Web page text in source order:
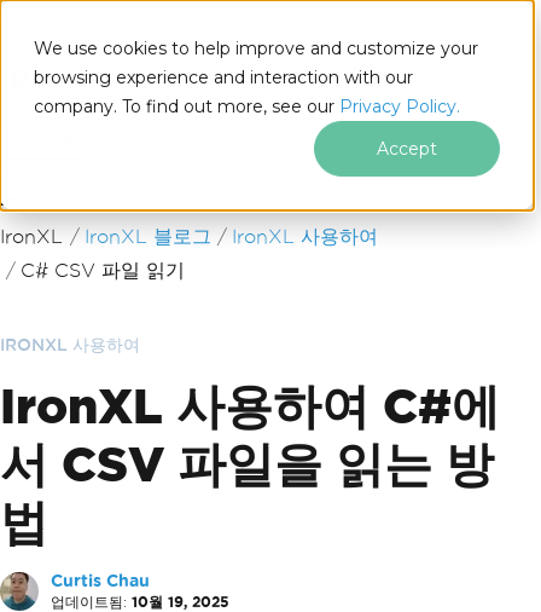
We use cookies to help improve and customize your
browsing experience and interaction with our
company. To find out more, see our Privacy Policy.
Accept
푸터 콘텐츠로 바로가기
IronXL IronXL 블로그
IronXL 사용하여
C# CSV 파일 읽기
IRONXL 사용하여
IronXL 사용하여 C#에
서 CSV 파일을 읽는 방
법
Curtis Chau
업데이트됨: 10월 19, 2025